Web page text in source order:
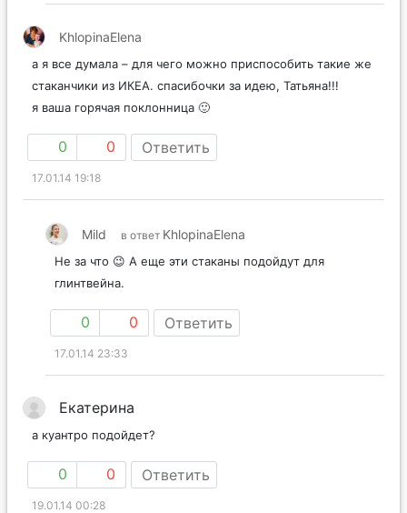
KhlopinaElena
а я все думала – для чего можно приспособить такие же
стаканчики из ИКЕА. спасибочки за идею, Татьяна!!!
я ваша горячая поклонница 🙂
0 0 Ответить
17.01.14 19:18
Mild в ответ KhlopinaElena
Не за что 😉 А еще эти стаканы подойдут для
глинтвейна.
0 0 Ответить
17.01.14 23:33
Екатерина
а куантро подойдет?
0 0 Ответить
19.01.14 00:28